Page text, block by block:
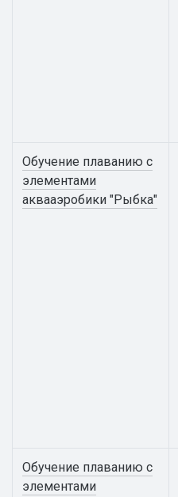
Обучение плаванию с
элементами
аквааэробики "Рыбка"
Обучение плаванию с
элементами